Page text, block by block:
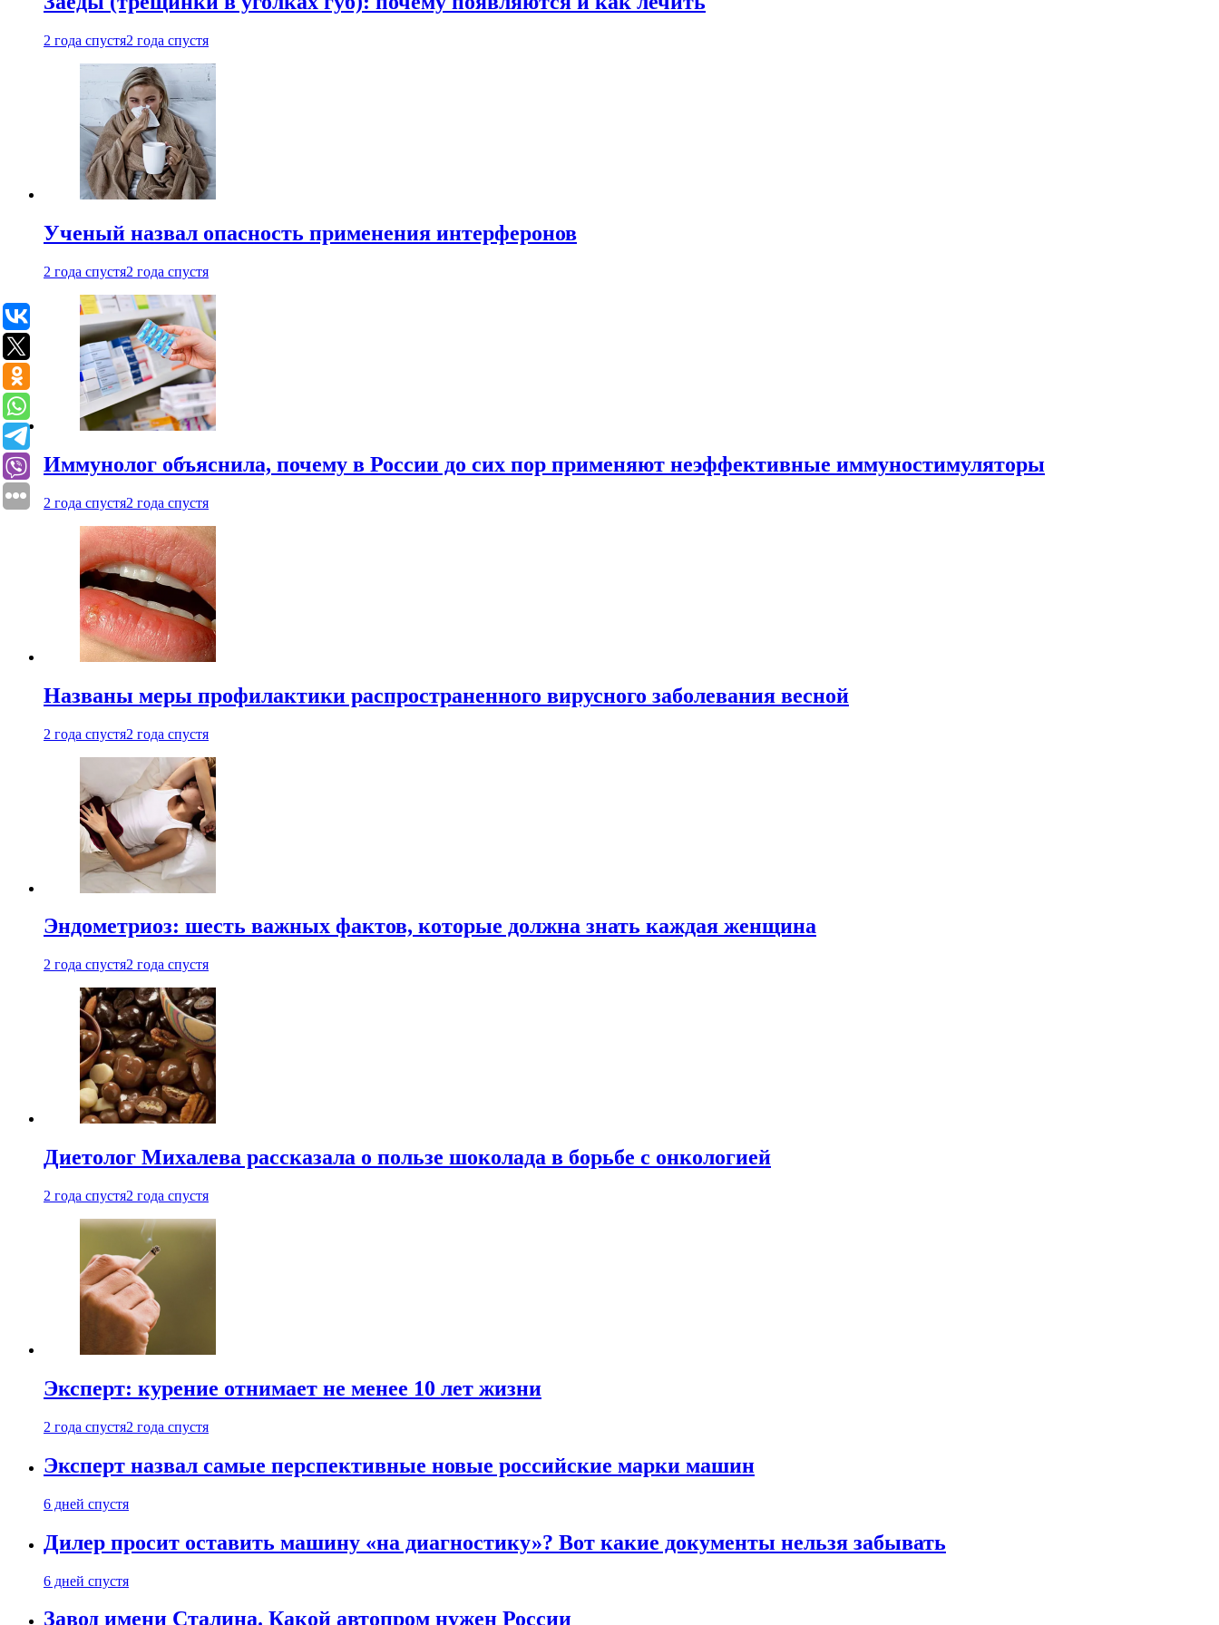
2 года спустя2 года спустя
Ученый назвал опасность применения интерферонов
2 года спустя2 года спустя
Иммунолог объяснила, почему в России до сих пор применяют неэффективные иммуностимуляторы
2 года спустя2 года спустя
Названы меры профилактики распространенного вирусного заболевания весной
2 года спустя2 года спустя
Эндометриоз: шесть важных фактов, которые должна знать каждая женщина
2 года спустя2 года спустя
Диетолог Михалева рассказала о пользе шоколада в борьбе с онкологией
2 года спустя2 года спустя
Эксперт: курение отнимает не менее 10 лет жизни
2 года спустя2 года спустя
Эксперт назвал самые перспективные новые российские марки машин
6 дней спустя
Дилер просит оставить машину «на диагностику»? Вот какие документы нельзя забывать
6 дней спустя
Завод имени Сталина. Какой автопром нужен России